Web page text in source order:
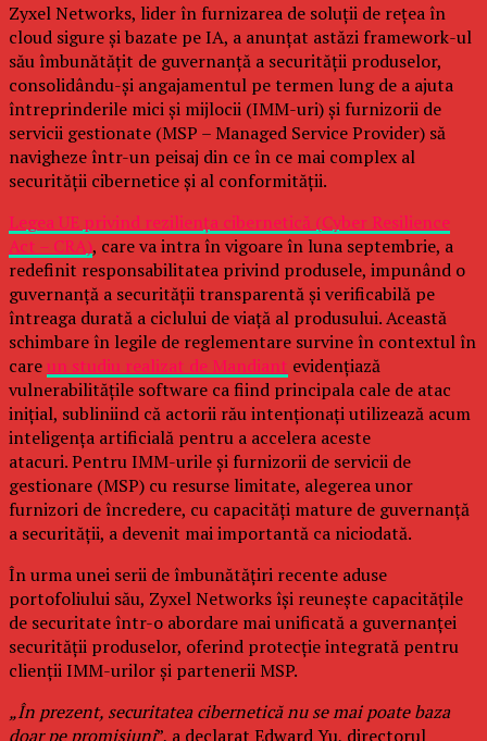
Zyxel Networks, lider în furnizarea de soluții de rețea în
cloud sigure și bazate pe IA, a anunțat astăzi framework-ul
său îmbunătățit de guvernanță a securității produselor,
consolidându-și angajamentul pe termen lung de a ajuta
întreprinderile mici și mijlocii (IMM-uri) și furnizorii de
servicii gestionate (MSP – Managed Service Provider) să
navigheze într-un peisaj din ce în ce mai complex al
securității cibernetice și al conformității.
Legea UE privind reziliența cibernetică (Cyber Resilience
Act – CRA), care va intra în vigoare în luna septembrie, a
redefinit responsabilitatea privind produsele, impunând o
guvernanță a securității transparentă și verificabilă pe
întreaga durată a ciclului de viață al produsului. Această
schimbare în legile de reglementare survine în contextul în
careun studiu realizat de Mandiant evidențiază
vulnerabilitățile software ca fiind principala cale de atac
inițial, subliniind că actorii rău intenționați utilizează acum
inteligența artificială pentru a accelera aceste
atacuri. Pentru IMM-urile și furnizorii de servicii de
gestionare (MSP) cu resurse limitate, alegerea unor
furnizori de încredere, cu capacități mature de guvernanță
a securității, a devenit mai importantă ca niciodată.
În urma unei serii de îmbunătățiri recente aduse
portofoliului său, Zyxel Networks își reunește capacitățile
de securitate într-o abordare mai unificată a guvernanței
securității produselor, oferind protecție integrată pentru
clienții IMM-urilor și partenerii MSP.
„În prezent, securitatea cibernetică nu se mai poate baza
doar pe promisiuni”, a declarat Edward Yu, directorul